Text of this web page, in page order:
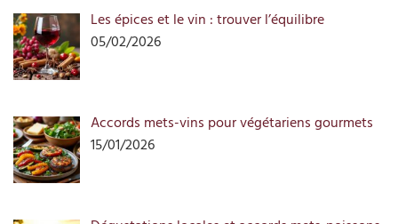
Les épices et le vin : trouver l’équilibre
05/02/2026
Accords mets-vins pour végétariens gourmets
15/01/2026